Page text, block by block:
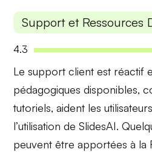
Support et Ressources
4.3
Le support client est réactif
pédagogiques disponibles,
tutoriels, aident les
l’utilisation de SlidesAI.
peuvent être apportées à la